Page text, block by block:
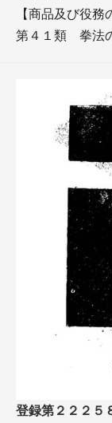
【商品及び役務
第４１類 拳法
登録第２２２５